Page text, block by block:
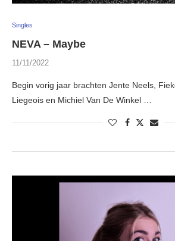
Singles
NEVA – Maybe
11/11/2022
Begin vorig jaar brachten Jente Neels,
Liegeois en Michiel Van De Winkel …